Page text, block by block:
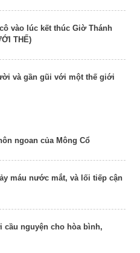
vào lúc kết thúc Giờ Thánh
THẾ)
và gần gũi với một thế giới
ngoan của Mông Cổ
máu nước mắt, và lối tiếp cận
nguyện cho hòa bình,